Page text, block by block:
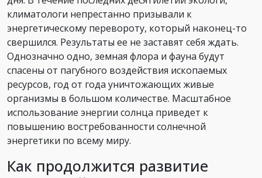
климатологи непрестанно призывали к
энергетическому перевороту, который наконец-то
свершился. Результаты ее не заставят себя ждать.
Однозначно одно, земная флора и фауна будут
спасены от пагубного воздействия ископаемых
ресурсов, год от года уничтожающих живые
организмы в большом количестве. Масштабное
использование энергии солнца приведет к
повышению востребованности солнечной
энергетики по всему миру.
Как продолжится развитие